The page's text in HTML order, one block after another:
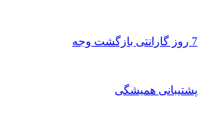
7 روز گارانتی بازگشت وجه
پشتیبانی همیشگی